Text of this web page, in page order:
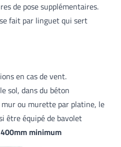
de pose supplémentaires.
fait par linguet qui sert
en cas de vent.
sol, dans du béton
ou murette par platine, le
être équipé de bavolet
minimum